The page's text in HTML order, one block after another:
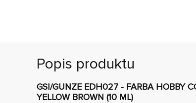
Popis produktu
GSI/GUNZE EDH027 - FARBA HOBBY
YELLOW BROWN (10 ML)